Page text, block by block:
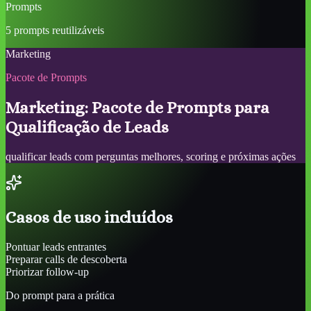
Prompts
5 prompts reutilizáveis
Marketing
Pacote de Prompts
Marketing: Pacote de Prompts para
Qualificação de Leads
qualificar leads com perguntas melhores, scoring e próximas ações
Casos de uso incluídos
Pontuar leads entrantes
Preparar calls de descoberta
Priorizar follow-up
Do prompt para a prática